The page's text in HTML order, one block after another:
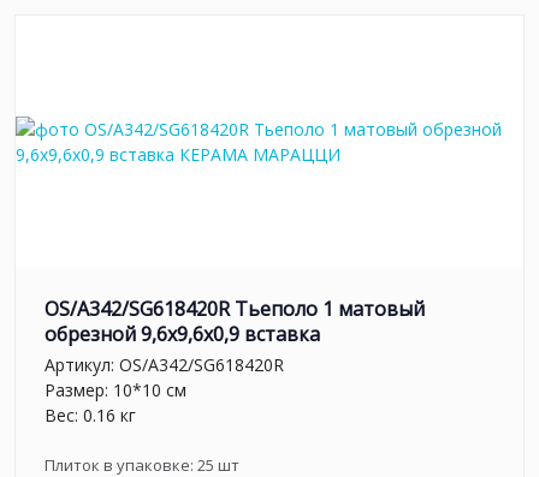
OS/A342/SG618420R Тьеполо 1 матовый
обрезной 9,6x9,6x0,9 вставка
Артикул: OS/A342/SG618420R
Размер: 10*10 см
Вес: 0.16 кг
Плиток в упаковке: 25 шт